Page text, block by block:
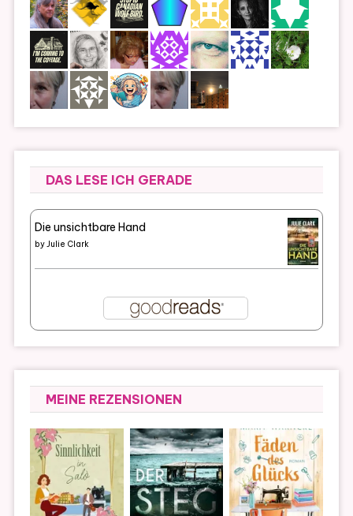
DAS LESE ICH GERADE
Die unsichtbare Hand
byJulie Clark
MEINE REZENSIONEN